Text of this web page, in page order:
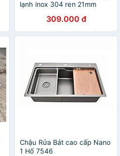
lạnh inox 304 ren 21mm
309.000 đ
Chậu Rửa Bát cao cấp Nano
1 Hố 7546